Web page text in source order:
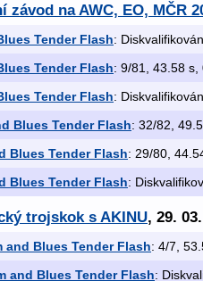
na AWC, EO, MČR
Tender Flash: Diskvalifikován
Tender Flash: 9/81, 43.58 s,
Tender Flash: Diskvalifikován
Blues Tender Flash: 32/82,
Blues Tender Flash: 29/80,
Blues Tender Flash:
trojskok s AKINU, 29.
and Blues Tender Flash: 4/7,
and Blues Tender Flash: